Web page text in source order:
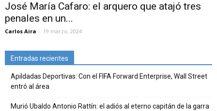
José María Cafaro: el arquero que atajó tres
penales en un...
Carlos Aira - 19 marzo, 2024
Entradas recientes
Apildadas Deportivas: Con el FIFA Forward Enterprise, Wall Street
entró al área
Murió Ubaldo Antonio Rattín: el adiós al eterno capitán de la garra